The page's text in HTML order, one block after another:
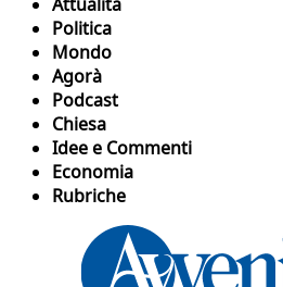
Politica
Mondo
Agorà
Podcast
Chiesa
Idee e Commenti
Economia
Rubriche